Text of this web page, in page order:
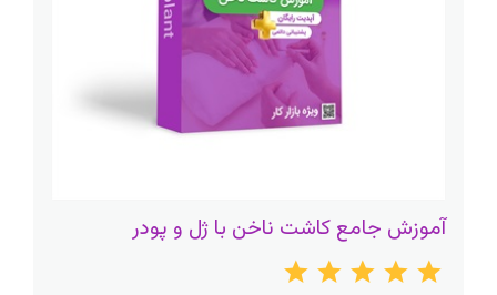
آموزش جامع کاشت ناخن با ژل و پودر